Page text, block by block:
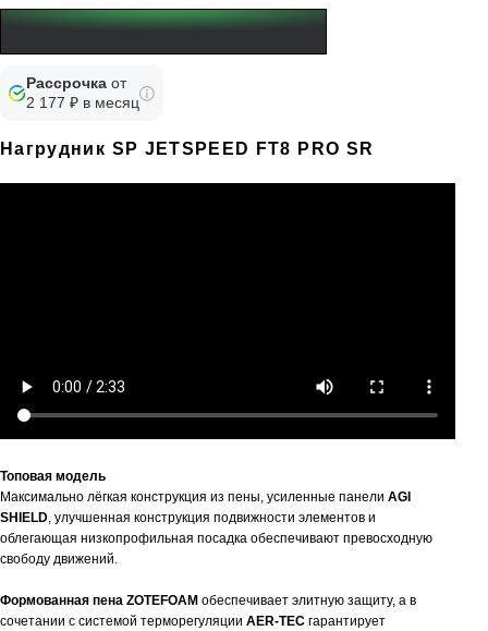
Рассрочка от
2 177 ₽ в месяц
Нагрудник SP JETSPEED FT8 PRO SR
Топовая модель
Максимально лёгкая конструкция из пены, усиленные панели AGI
SHIELD, улучшенная конструкция подвижности элементов и
облегающая низкопрофильная посадка обеспечивают превосходную
свободу движений.
Формованная пена ZOTEFOAM обеспечивает элитную защиту, а в
сочетании с системой терморегуляции AER-TEC гарантирует